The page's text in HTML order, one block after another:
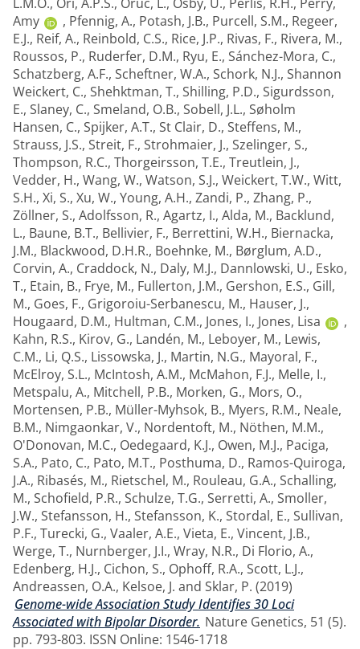
Amy
, Pfennig, A., Potash, J.B., Purcell, S.M., Regeer,
E.J., Reif, A., Reinbold, C.S., Rice, J.P., Rivas, F., Rivera, M.,
Roussos, P., Ruderfer, D.M., Ryu, E., Sánchez-Mora, C.,
Schatzberg, A.F., Scheftner, W.A., Schork, N.J., Shannon
Weickert, C., Shehktman, T., Shilling, P.D., Sigurdsson,
E., Slaney, C., Smeland, O.B., Sobell, J.L., Søholm
Hansen, C., Spijker, A.T., St Clair, D., Steffens, M.,
Strauss, J.S., Streit, F., Strohmaier, J., Szelinger, S.,
Thompson, R.C., Thorgeirsson, T.E., Treutlein, J.,
Vedder, H., Wang, W., Watson, S.J., Weickert, T.W., Witt,
S.H., Xi, S., Xu, W., Young, A.H., Zandi, P., Zhang, P.,
Zöllner, S., Adolfsson, R., Agartz, I., Alda, M., Backlund,
L., Baune, B.T., Bellivier, F., Berrettini, W.H., Biernacka,
J.M., Blackwood, D.H.R., Boehnke, M., Børglum, A.D.,
Corvin, A., Craddock, N., Daly, M.J., Dannlowski, U., Esko,
T., Etain, B., Frye, M., Fullerton, J.M., Gershon, E.S., Gill,
M., Goes, F., Grigoroiu-Serbanescu, M., Hauser, J.,
Hougaard, D.M., Hultman, C.M., Jones, I., Jones, Lisa
,
Kahn, R.S., Kirov, G., Landén, M., Leboyer, M., Lewis,
C.M., Li, Q.S., Lissowska, J., Martin, N.G., Mayoral, F.,
McElroy, S.L., McIntosh, A.M., McMahon, F.J., Melle, I.,
Metspalu, A., Mitchell, P.B., Morken, G., Mors, O.,
Mortensen, P.B., Müller-Myhsok, B., Myers, R.M., Neale,
B.M., Nimgaonkar, V., Nordentoft, M., Nöthen, M.M.,
O'Donovan, M.C., Oedegaard, K.J., Owen, M.J., Paciga,
S.A., Pato, C., Pato, M.T., Posthuma, D., Ramos-Quiroga,
J.A., Ribasés, M., Rietschel, M., Rouleau, G.A., Schalling,
M., Schofield, P.R., Schulze, T.G., Serretti, A., Smoller,
J.W., Stefansson, H., Stefansson, K., Stordal, E., Sullivan,
P.F., Turecki, G., Vaaler, A.E., Vieta, E., Vincent, J.B.,
Werge, T., Nurnberger, J.I., Wray, N.R., Di Florio, A.,
Edenberg, H.J., Cichon, S., Ophoff, R.A., Scott, L.J.,
Andreassen, O.A., Kelsoe, J. and Sklar, P. (2019)
Genome-wide Association Study Identifies 30 Loci
Associated with Bipolar Disorder. Nature Genetics, 51 (5).
pp. 793-803. ISSN Online: 1546-1718